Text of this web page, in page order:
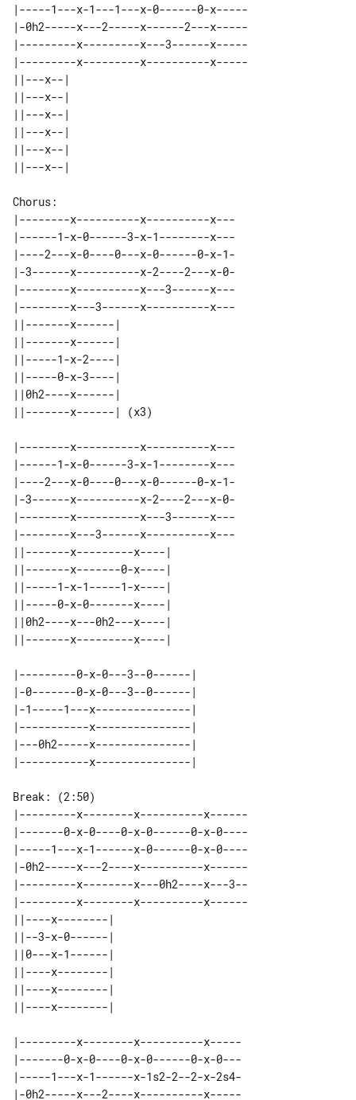
|-----1---x-1---1---x-0------0-x-----
|-0h2-----x---2-----x------2---x-----
|---------x---------x---3------x-----
|---------x---------x----------x-----
||---x--|
||---x--|
||---x--|
||---x--|
||---x--|
Chorus:
|--------x----------x----------x---
|------1-x-0------3-x-1--------x---
|----2---x-0----0---x-0------0-x-1-
|-3------x----------x-2----2---x-0-
|--------x----------x---3------x---
|--------x---3------x----------x---
||-------x------|
||-------x------|
||-----1-x-2----|
||-----0-x-3----|
||0h2----x------|
|--------x----------x----------x---
|------1-x-0------3-x-1--------x---
|----2---x-0----0---x-0------0-x-1-
|-3------x----------x-2----2---x-0-
|--------x----------x---3------x---
|--------x---3------x----------x---
||-------x---------x----|
||-------x-------0-x----|
||-----1-x-1-----1-x----|
||-----0-x-0-------x----|
||0h2----x---0h2---x----|
|---------0-x-0---3--0------|
|-0-------0-x-0---3--0------|
|-1-----1---x---------------|
|-----------x---------------|
|---0h2-----x---------------|
Break: (2:50)
|---------x--------x----------x------
|-------0-x-0----0-x-0------0-x-0----
|-----1---x-1------x-0------0-x-0----
|-0h2-----x---2----x----------x------
|---------x--------x---0h2----x---3--
|---------x--------x----------x------
||----x--------|
||--3-x-0------|
||0---x-1------|
||----x--------|
||----x--------|
|---------x--------x----------x-----
|-------0-x-0----0-x-0------0-x-0---
|-----1---x-1------x-1s2-2--2-x-2s4-
|-0h2-----x---2----x----------x-----